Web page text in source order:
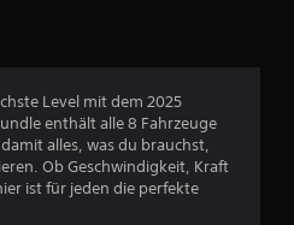
w
r
t
Level mit dem 2025
enthält alle 8 Fahrzeuge
alles, was du brauchst,
Ob Geschwindigkeit, Kraft
ist für jeden die perfekte